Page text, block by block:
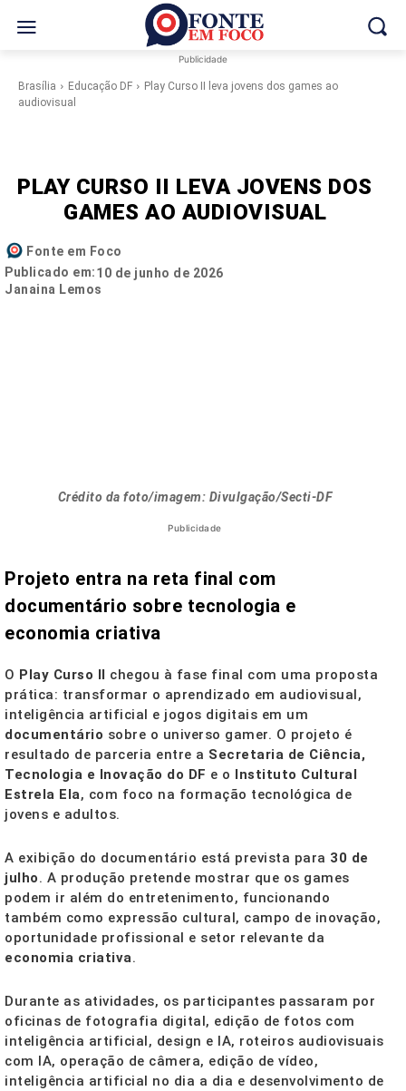
Publicidade
Brasília Educação DF
Play Curso II leva jovens dos games ao
audiovisual
PLAY CURSO II LEVA JOVENS DOS
GAMES AO AUDIOVISUAL
Fonte em Foco
Publicado em:10 de junho de 2026
Janaina Lemos
Crédito da foto/imagem: Divulgação/Secti-DF
Publicidade
Projeto entra na reta final com
documentário sobre tecnologia e
economia criativa
O Play Curso II chegou à fase final com uma proposta
prática: transformar o aprendizado em audiovisual,
inteligência artificial e jogos digitais em um
documentário sobre o universo gamer. O projeto é
resultado de parceria entre a Secretaria de Ciência,
Tecnologia e Inovação do DF e o Instituto Cultural
Estrela Ela, com foco na formação tecnológica de
jovens e adultos.
A exibição do documentário está prevista para 30 de
julho. A produção pretende mostrar que os games
podem ir além do entretenimento, funcionando
também como expressão cultural, campo de inovação,
oportunidade profissional e setor relevante da
economia criativa.
Durante as atividades, os participantes passaram por
oficinas de fotografia digital, edição de fotos com
inteligência artificial, design e IA, roteiros audiovisuais
com IA, operação de câmera, edição de vídeo,
inteligência artificial no dia a dia e desenvolvimento de